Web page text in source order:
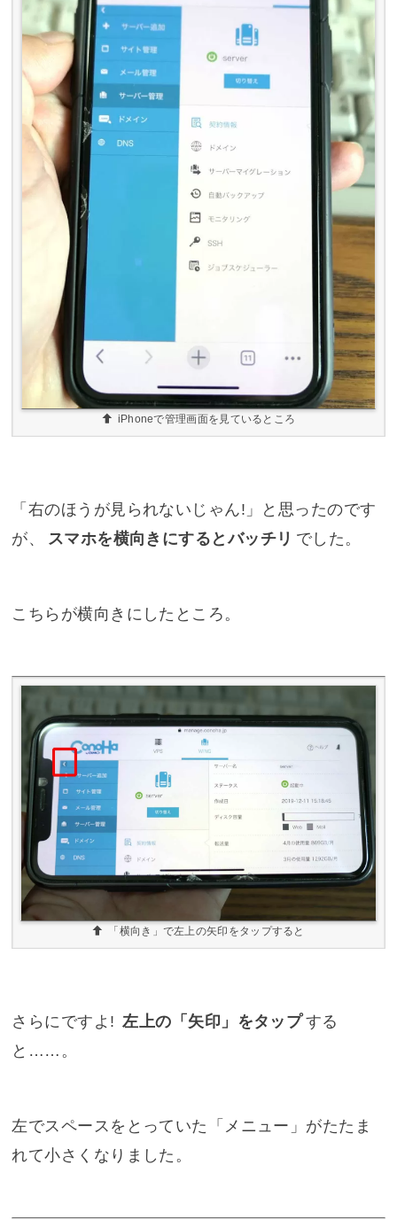
iPhoneで管理画面を見ているところ
「右のほうが見られないじゃん!」と思ったのです
が、
スマホを横向きにするとバッチリ でした。
こちらが横向きにしたところ。
「横向き」で左上の矢印をタップすると
さらにですよ! 左上の「矢印」をタップする
と……。
左でスペースをとっていた「メニュー」がたたま
れて小さくなりました。